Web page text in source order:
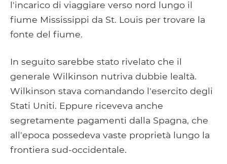
l'incarico di viaggiare verso nord lungo il
fiume Mississippi da St. Louis per trovare la
fonte del fiume.
In seguito sarebbe stato rivelato che il
generale Wilkinson nutriva dubbie lealtà.
Wilkinson stava comandando l'esercito degli
Stati Uniti. Eppure riceveva anche
segretamente pagamenti dalla Spagna, che
all'epoca possedeva vaste proprietà lungo la
frontiera sud-occidentale.